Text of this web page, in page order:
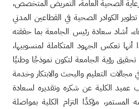
الصحية العامة، التمريض المتخصص،
الكوادر الصحية في القطاعين المدني
أشاد سعادة رئيس الجامعة بما حققته
أنها تعكس الجهود المتكاملة لمنسوبيها،
رؤية الجامعة لتكون نموذجًا وطنيًا
مجالات التعليم والبحث والابتكار وخدمة
عميد الكلية عن شكره وتقديره لسعادة
مؤكدًا التزام الكلية بمواصلة